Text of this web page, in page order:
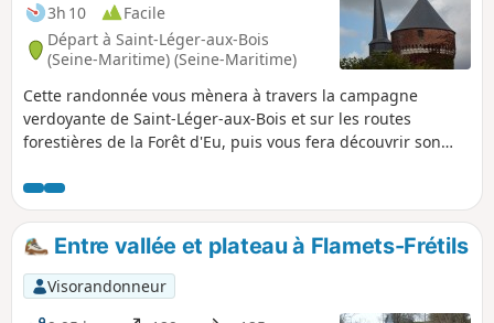
3h 10
Facile
Départ à Saint-Léger-aux-Bois
(Seine-Maritime) (Seine-Maritime)
Cette randonnée vous mènera à travers la campagne
verdoyante de Saint-Léger-aux-Bois et sur les routes
forestières de la Forêt d'Eu, puis vous fera découvrir son
l'église Saint-Léger d'Autun au clocher penché.
Entre vallée et plateau à Flamets-Frétils
Visorandonneur